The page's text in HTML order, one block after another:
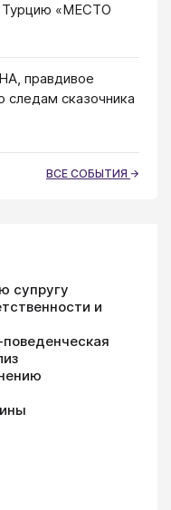
Турцию «МЕСТО
правдивое
следам сказочника
ВСЕ СОБЫТИЯ
супругу
и